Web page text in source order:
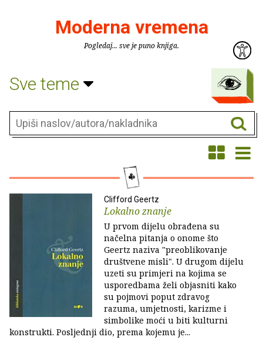
Moderna vremena
Pogledaj... sve je puno knjiga.
Sve teme
Clifford Geertz
Lokalno znanje
U prvom dijelu obrađena su
načelna pitanja o onome što
Geertz naziva "preoblikovanje
društvene misli". U drugom dijelu
uzeti su primjeri na kojima se
usporedbama želi objasniti kako
su pojmovi poput zdravog
razuma, umjetnosti, karizme i
simbolike moći u biti kulturni
konstrukti. Posljednji dio, prema kojemu je...